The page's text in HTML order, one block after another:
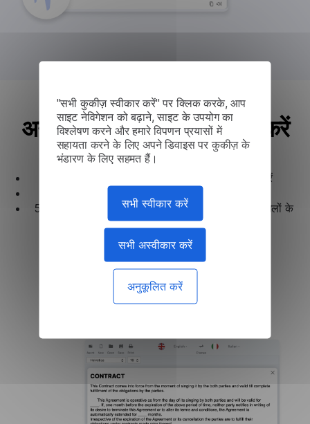
"सभी कुकीज़ स्वीकार करें" पर क्लिक करके, आप
साइट नेविगेशन को बढ़ाने, साइट के उपयोग का
विश्लेषण करने और हमारे विपणन प्रयासों में
सहायता करने के लिए अपने डिवाइस पर कुकीज़ के
भंडारण के लिए सहमत हैं।
सभी स्वीकार करें
सभी अस्वीकार करें
अनुकूलित करें
अनेक फ़ाइल प्रकारों का अनुवाद करें
.pdf, .docx, .rtf, आदि जैसे दस्तावेज़ों का अनुवाद करें
5 मिलियन अक्षरों तक की फ़ाइलों का अनुवाद करें, जो दो बाइबलों के
बराबर है
MacOS के लिए डाउनलोड करें
विंडोज के लिए डाउनलोड करें